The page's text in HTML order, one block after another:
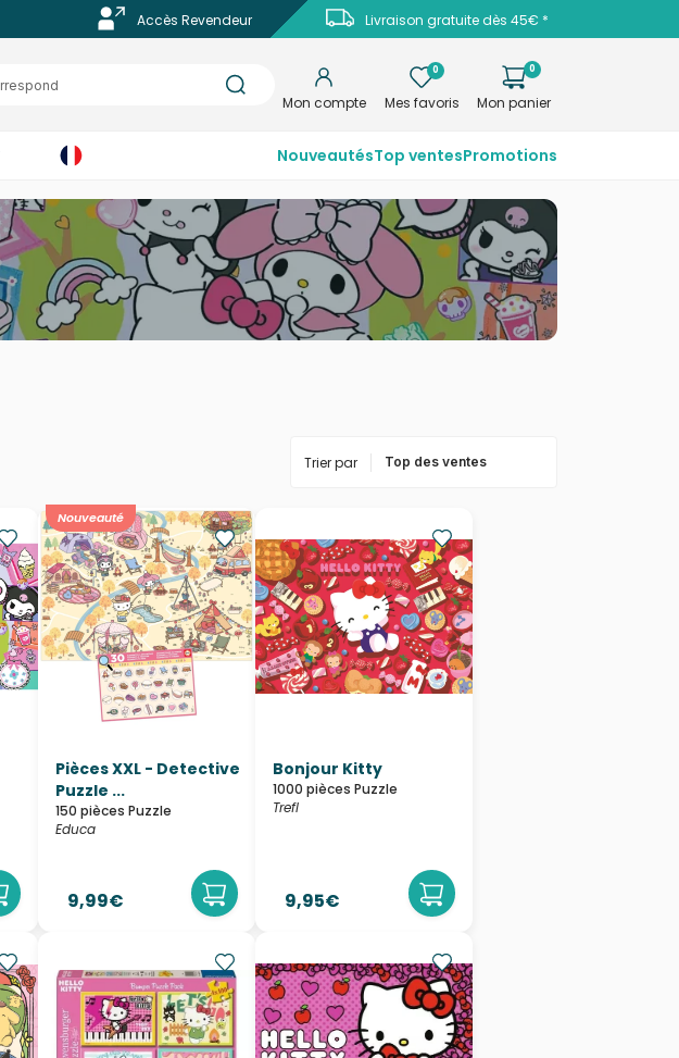
Livraison gratuite dès 45€ *
Accès Revendeur
Mon compte
0
Mes favoris
0
Mon panier
NouveautésTop ventesPromotions
Trier par
Nouveauté
Pièces XXL - Detective
Puzzle ...
150 pièces Puzzle
Educa
9,99€
Bonjour Kitty
1000 pièces Puzzle
Trefl
9,95€